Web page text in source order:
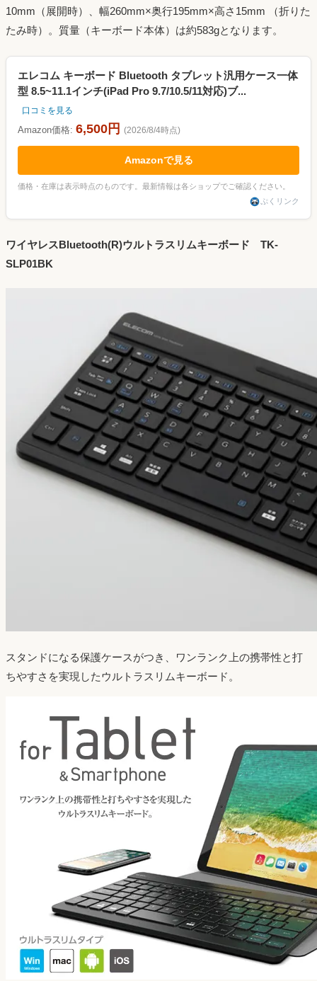
10mm（展開時）、幅260mm×奥行195mm×高さ15mm （折りた
たみ時）。質量（キーボード本体）は約583gとなります。
エレコム キーボード Bluetooth タブレット汎用ケース一体
型 8.5~11.1インチ(iPad Pro 9.7/10.5/11対応)ブ...
口コミを見る
Amazon価格: 6,500円 (2026/8/4時点)
Amazonで見る
価格・在庫は表示時点のものです。最新情報は各ショップでご確認ください。
ぷくリンク
ワイヤレスBluetooth(R)ウルトラスリムキーボード TK-
SLP01BK
スタンドになる保護ケースがつき、ワンランク上の携帯性と打
ちやすさを実現したウルトラスリムキーボード。